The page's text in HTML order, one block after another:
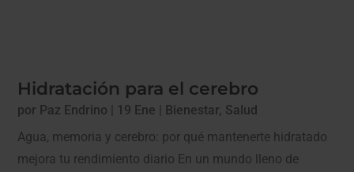
Hidratación para el cerebro
por Paz Endrino 19 Ene Bienestar, Salud
Agua, memoria y cerebro: por qué mantenerte hidratado
mejora tu rendimiento diario En un mundo lleno de